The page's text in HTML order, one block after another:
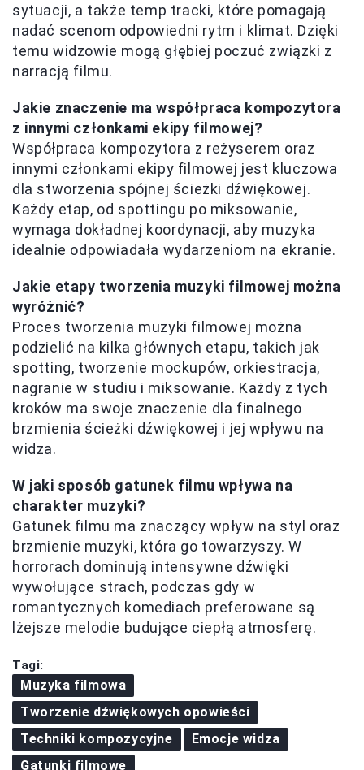
sytuacji, a także temp tracki, które pomagają
nadać scenom odpowiedni rytm i klimat. Dzięki
temu widzowie mogą głębiej poczuć związki z
narracją filmu.
Jakie znaczenie ma współpraca kompozytora
z innymi członkami ekipy filmowej?
Współpraca kompozytora z reżyserem oraz
innymi członkami ekipy filmowej jest kluczowa
dla stworzenia spójnej ścieżki dźwiękowej.
Każdy etap, od spottingu po miksowanie,
wymaga dokładnej koordynacji, aby muzyka
idealnie odpowiadała wydarzeniom na ekranie.
Jakie etapy tworzenia muzyki filmowej można
wyróżnić?
Proces tworzenia muzyki filmowej można
podzielić na kilka głównych etapu, takich jak
spotting, tworzenie mockupów, orkiestracja,
nagranie w studiu i miksowanie. Każdy z tych
kroków ma swoje znaczenie dla finalnego
brzmienia ścieżki dźwiękowej i jej wpływu na
widza.
W jaki sposób gatunek filmu wpływa na
charakter muzyki?
Gatunek filmu ma znaczący wpływ na styl oraz
brzmienie muzyki, która go towarzyszy. W
horrorach dominują intensywne dźwięki
wywołujące strach, podczas gdy w
romantycznych komediach preferowane są
lżejsze melodie budujące ciepłą atmosferę.
Tagi:
Muzyka filmowa
Tworzenie dźwiękowych opowieści
Techniki kompozycyjne
Emocje widza
Gatunki filmowe